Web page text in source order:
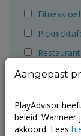
Fitness
Restaurant
Rookvrij
Toilet
Aangepast
PlayAdvisor
beleid. Wanneer
akkoord. Lees